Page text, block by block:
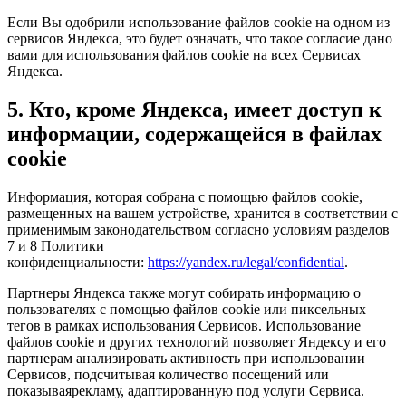
Если Вы одобрили использование файлов cookie на одном из
сервисов Яндекса, это будет означать, что такое согласие дано
вами для использования файлов cookie на всех Сервисах
Яндекса.
5. Кто, кроме Яндекса, имеет доступ к
информации, содержащейся в файлах
cookie
Информация, которая собрана с помощью файлов cookie,
размещенных на вашем устройстве, хранится в соответствии с
применимым законодательством согласно условиям разделов
7 и 8 Политики
конфиденциальности: https://yandex.ru/legal/confidential.
Партнеры Яндекса также могут собирать информацию о
пользователях с помощью файлов cookie или пиксельных
тегов в рамках использования Сервисов. Использование
файлов cookie и других технологий позволяет Яндексу и его
партнерам анализировать активность при использовании
Сервисов, подсчитывая количество посещений или
показываярекламу, адаптированную под услуги Сервиса.